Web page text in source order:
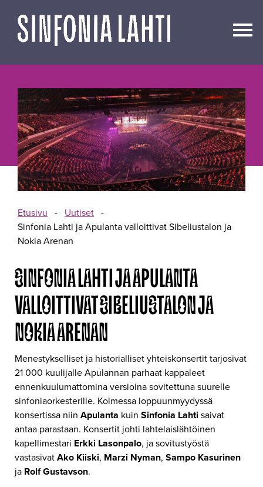
sisältöön
Etusivu - Uutiset -
Sinfonia Lahti ja Apulanta valloittivat Sibeliustalon ja
Nokia Arenan
SINFONIA LAHTI JA APULANTA
VALLOITTIVAT SIBELIUSTALON JA
NOKIA ARENAN
Menestykselliset ja historialliset yhteiskonsertit tarjosivat
21 000 kuulijalle Apulannan parhaat kappaleet
ennenkuulumattomina versioina sovitettuna suurelle
sinfoniaorkesterille. Kolmessa loppuunmyydyssä
konsertissa niin Apulanta kuin Sinfonia Lahtisaivat
antaa parastaan. Konsertit johti lahtelaislähtöinen
kapellimestari Erkki Lasonpalo, ja sovitustyöstä
vastasivatAko Kiiski, Marzi Nyman, Sampo Kasurinen
ja Rolf Gustavson.